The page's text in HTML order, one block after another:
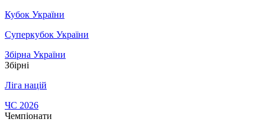
Кубок України
Суперкубок України
Збірна України
Збірні
Ліга націй
ЧС 2026
Чемпіонати